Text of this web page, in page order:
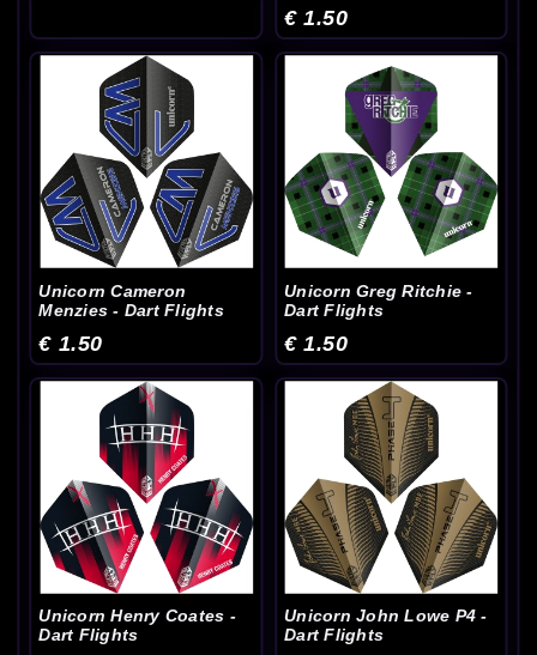
€ 1.50
Unicorn Cameron
Menzies - Dart Flights
€ 1.50
Unicorn Greg Ritchie -
Dart Flights
€ 1.50
Unicorn Henry Coates -
Dart Flights
Unicorn John Lowe P4 -
Dart Flights